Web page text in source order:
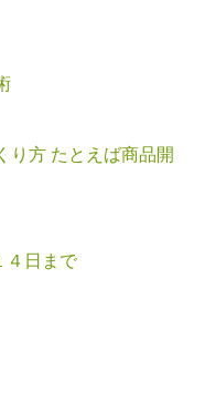
り方 たとえば商品開
４日まで